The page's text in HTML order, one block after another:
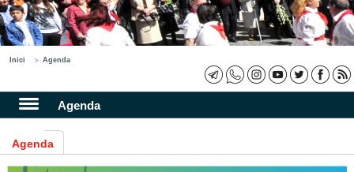
Inici Agenda
Agenda
Agenda